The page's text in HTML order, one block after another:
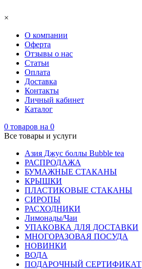
×
О компании
Оферта
Отзывы о нас
Статьи
Оплата
Доставка
Контакты
Личный кабинет
Каталог
0 товаров на 0
Все товары и услуги
Азия Джус боллы Bubble tea
РАСПРОДАЖА
БУМАЖНЫЕ СТАКАНЫ
КРЫШКИ
ПЛАСТИКОВЫЕ СТАКАНЫ
СИРОПЫ
РАСХОДНИКИ
Лимонады/Чаи
УПАКОВКА ДЛЯ ДОСТАВКИ
МНОГОРАЗОВАЯ ПОСУДА
НОВИНКИ
ВОДА
ПОДАРОЧНЫЙ СЕРТИФИКАТ